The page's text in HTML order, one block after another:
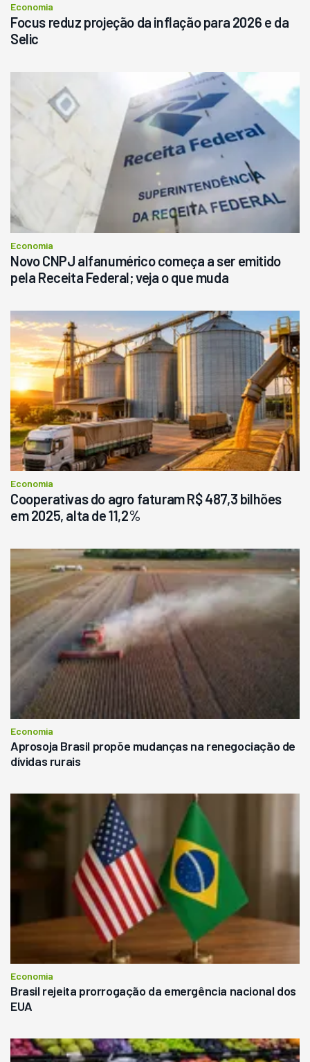
Economia
Focus reduz projeção da inflação para 2026 e da
Selic
Economia
Novo CNPJ alfanumérico começa a ser emitido
pela Receita Federal; veja o que muda
Economia
Cooperativas do agro faturam R$ 487,3 bilhões
em 2025, alta de 11,2%
Economia
Aprosoja Brasil propõe mudanças na renegociação de
dívidas rurais
Economia
Brasil rejeita prorrogação da emergência nacional dos
EUA